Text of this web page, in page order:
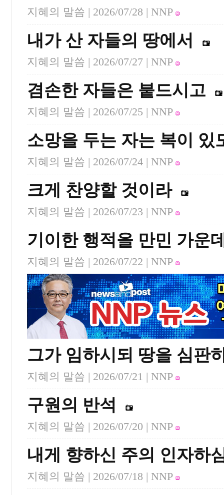
지혜의 말씀 | 2026/07/28 | NNP
내가 산 자들의 땅에서
지혜의 말씀 | 2026/07/27 | NNP
겸손한 자들은 붙드시고
지혜의 말씀 | 2026/07/25 | NNP
소망을 두는 자는 복이 있
지혜의 말씀 | 2026/07/24 | NNP
크게 찬양할 것이라
지혜의 말씀 | 2026/07/23 | NNP
기이한 행적을 만민 가운
지혜의 말씀 | 2026/07/22 | NNP
그가 임하시되 땅을 심판
지혜의 말씀 | 2026/07/21 | NNP
구원의 반석
지혜의 말씀 | 2026/07/20 | NNP
내게 향하신 주의 인자하
지혜의 말씀 | 2026/07/18 | NNP